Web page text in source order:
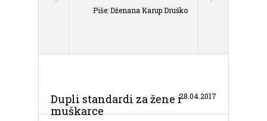
Piše: Dženana Karup Druško
Dupli standardi za žene i
muškarce
28.04.2017